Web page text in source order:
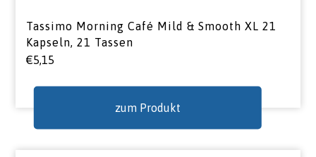
Tassimo Morning Café Mild & Smooth XL 21
Kapseln, 21 Tassen
€5,15
zum Produkt